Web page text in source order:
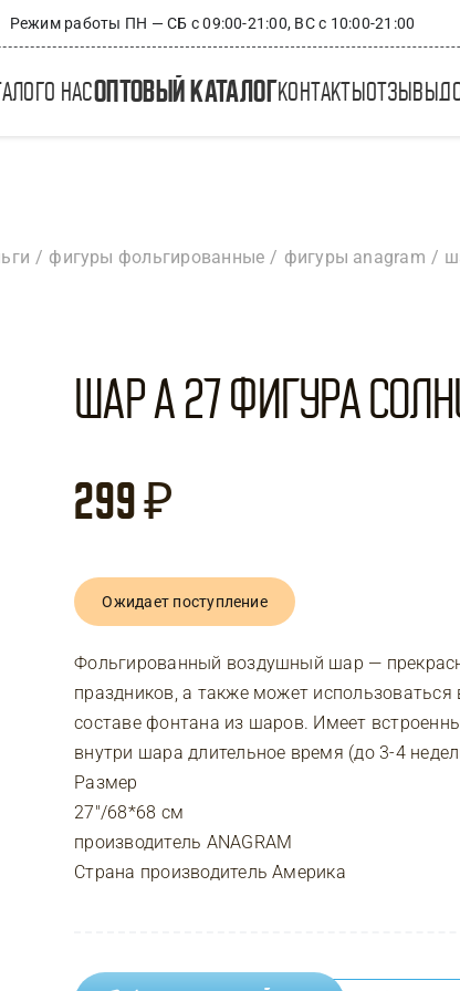
Режим работы ПН — СБ с 09:00-21:00, ВС с 10:00-21:00
о насоптовый каталогконтакты отзывы
фигуры фольгированные фигуры anagram
Шар А 27 Фигура
299₽
Ожидает поступление
Фольгированный воздушный шар —
праздников, а также может использоваться
составе фонтана из шаров. Имеет
внутри шара длительное время (до 3-4
Размер
27″/68*68 см
производитель ANAGRAM
Страна производитель Америка